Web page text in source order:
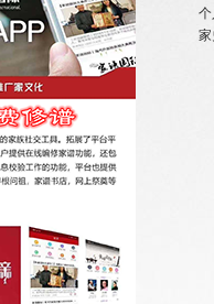
姓氏大事记
寻亲咨询
家